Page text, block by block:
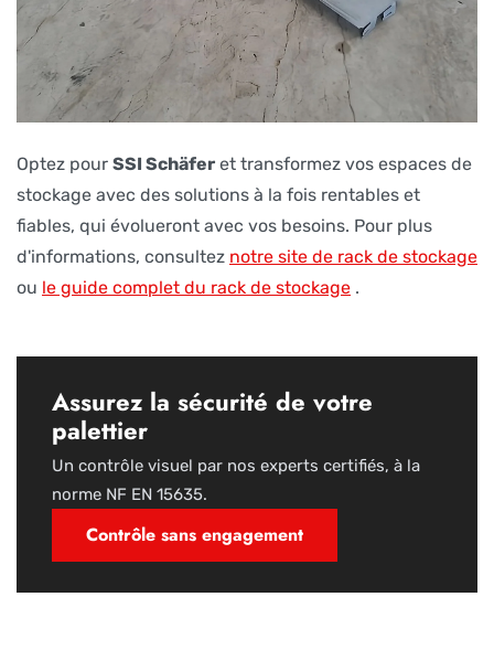
Optez pour SSI Schäfer et transformez vos espaces de
stockage avec des solutions à la fois rentables et
fiables, qui évolueront avec vos besoins. Pour plus
d'informations, consultez notre site de rack de stockage
ou le guide complet du rack de stockage .
Assurez la sécurité de votre
palettier
Un contrôle visuel par nos experts certifiés, à la
norme NF EN 15635.
Contrôle sans engagement